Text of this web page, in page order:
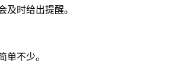
时给出提醒。
单不少。